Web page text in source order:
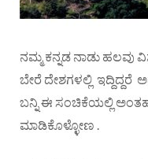
ನಮ್ಮ ಕನ್ನಡ ನಾಡು
ಬೇರೆ ದೇಶಗಳಲ್ಲಿ ಇದ್ದಿದ್ದರೆ
ಬನ್ನಿ ಈ ಸಂಚಿಕೆಯಲ್ಲಿ
ಮಾಡಿಕೊಳ್ಳೋಣ .